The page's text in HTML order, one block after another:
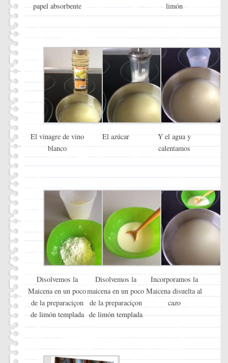
papel absorbente
limón
El vinagre de vino
blanco
El azúcar
Y el agua y
calentamos
Disolvemos la
Maicena en un poco
de la preparaciçon
de limón templada
Disolvemos la
maicena en un poco
de la preparaciçon
de limón templada
Incorporamos la
Maicena disuelta al
cazo